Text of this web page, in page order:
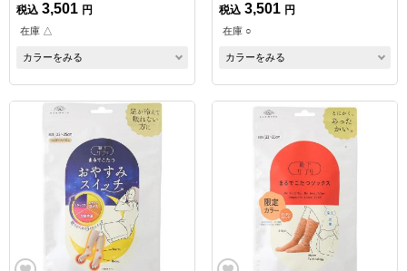
税込 3,501 円
在庫 △
カラーをみる
税込 3,501 円
在庫 ○
カラーをみる